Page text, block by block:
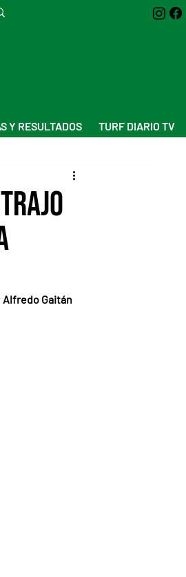
Y RESULTADOS TURF DIARIO TV
trajo
Alfredo Gaitán